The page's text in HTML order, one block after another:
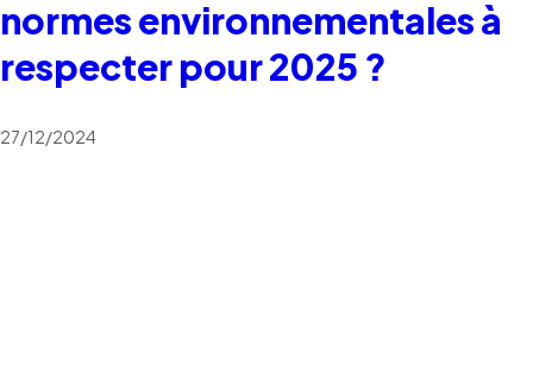
normes environnementales à
respecter pour 2025 ?
27/12/2024